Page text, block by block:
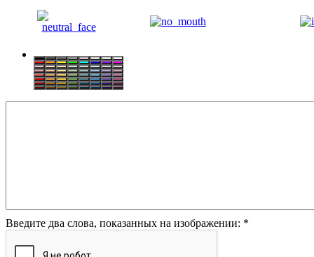
Введите два слова, показанных на изображении: *